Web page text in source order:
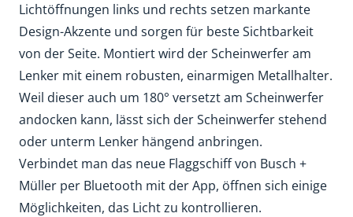
Lichtöffnungen links und rechts setzen markante
Design-Akzente und sorgen für beste Sichtbarkeit
von der Seite. Montiert wird der Scheinwerfer am
Lenker mit einem robusten, einarmigen Metallhalter.
Weil dieser auch um 180° versetzt am Scheinwerfer
andocken kann, lässt sich der Scheinwerfer stehend
oder unterm Lenker hängend anbringen.
Verbindet man das neue Flaggschiff von Busch +
Müller per Bluetooth mit der App, öffnen sich einige
Möglichkeiten, das Licht zu kontrollieren.